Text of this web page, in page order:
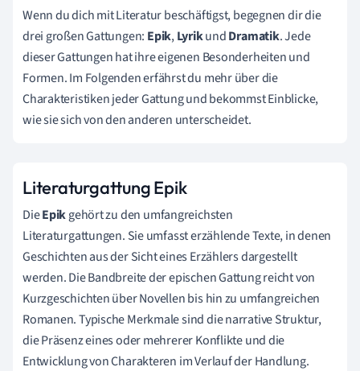
Wenn du dich mit Literatur beschäftigst, begegnen dir die
drei großen Gattungen: Epik,LyrikundDramatik. Jede
dieser Gattungen hat ihre eigenen Besonderheiten und
Formen. Im Folgenden erfährst du mehr über die
Charakteristiken jeder Gattung und bekommst Einblicke,
wie sie sich von den anderen unterscheidet.
Literaturgattung Epik
DieEpikgehört zu den umfangreichsten
Literaturgattungen. Sie umfasst erzählende Texte, in denen
Geschichten aus der Sicht eines Erzählers dargestellt
werden. Die Bandbreite der epischen Gattung reicht von
Kurzgeschichten über Novellen bis hin zu umfangreichen
Romanen. Typische Merkmale sind die narrative Struktur,
die Präsenz eines oder mehrerer Konflikte und die
Entwicklung von Charakteren im Verlauf der Handlung.